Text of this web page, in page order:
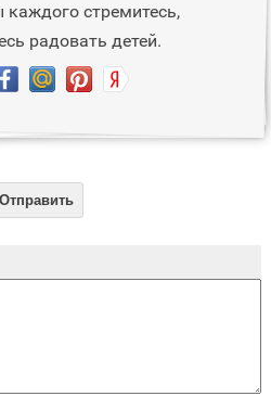
стремитесь,
радовать детей.
Отправить